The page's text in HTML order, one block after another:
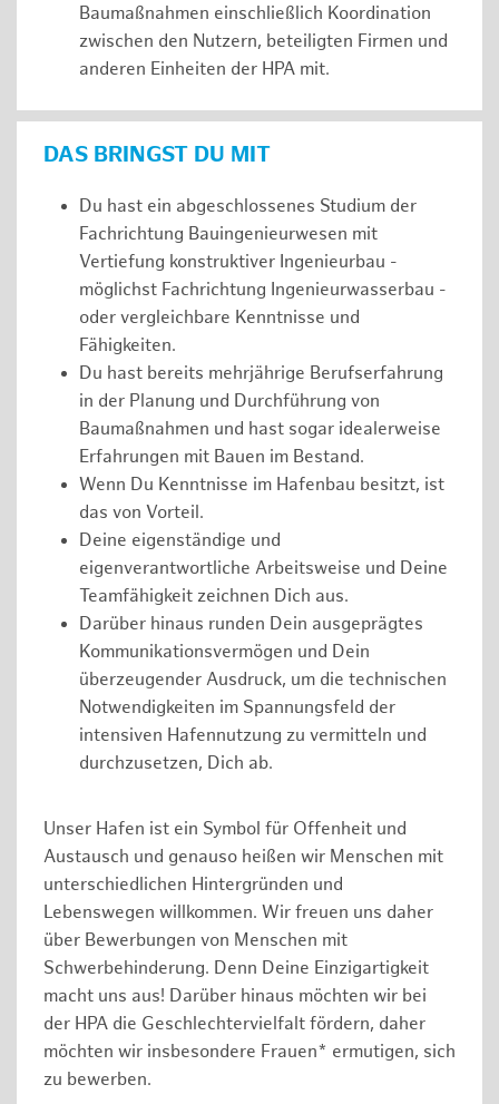
Baumaßnahmen einschließlich Koordination
zwischen den Nutzern, beteiligten Firmen und
anderen Einheiten der HPA mit.
DAS BRINGST DU MIT
Du hast ein abgeschlossenes Studium der
Fachrichtung Bauingenieurwesen mit
Vertiefung konstruktiver Ingenieurbau -
möglichst Fachrichtung Ingenieurwasserbau -
oder vergleichbare Kenntnisse und
Fähigkeiten.
Du hast bereits mehrjährige Berufserfahrung
in der Planung und Durchführung von
Baumaßnahmen und hast sogar idealerweise
Erfahrungen mit Bauen im Bestand.
Wenn Du Kenntnisse im Hafenbau besitzt, ist
das von Vorteil.
Deine eigenständige und
eigenverantwortliche Arbeitsweise und Deine
Teamfähigkeit zeichnen Dich aus.
Darüber hinaus runden Dein ausgeprägtes
Kommunikationsvermögen und Dein
überzeugender Ausdruck, um die technischen
Notwendigkeiten im Spannungsfeld der
intensiven Hafennutzung zu vermitteln und
durchzusetzen, Dich ab.
Unser Hafen ist ein Symbol für Offenheit und
Austausch und genauso heißen wir Menschen mit
unterschiedlichen Hintergründen und
Lebenswegen willkommen. Wir freuen uns daher
über Bewerbungen von Menschen mit
Schwerbehinderung. Denn Deine Einzigartigkeit
macht uns aus! Darüber hinaus möchten wir bei
der HPA die Geschlechtervielfalt fördern, daher
möchten wir insbesondere Frauen* ermutigen, sich
zu bewerben.